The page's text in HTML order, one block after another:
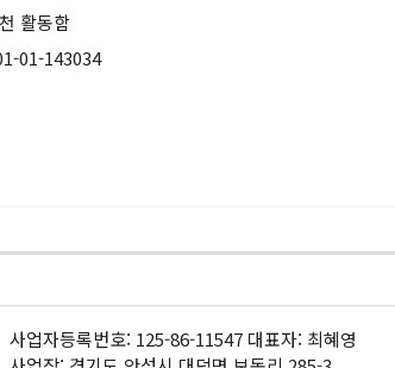
활동함
01-143034
사업자등록번호: 125-86-11547 대표자: 최혜영